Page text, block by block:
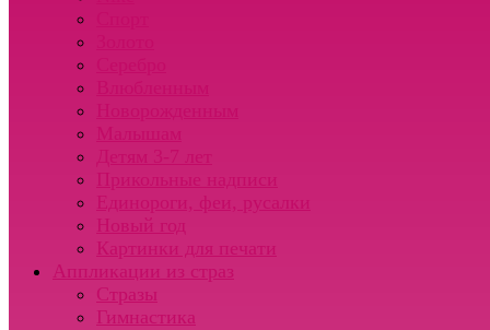
Детям 3-7 лет
Прикольные надписи
Единороги, феи, русалки
Новый год
Картинки для печати
Аппликации из страз
Стразы
Гимнастика